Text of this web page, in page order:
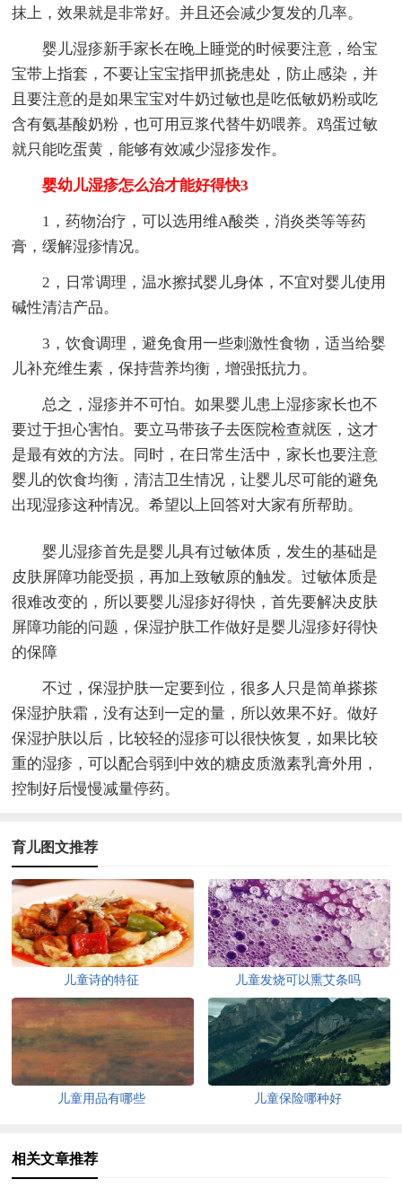
抹上，效果就是非常好。并且还会减少复发的几率。
婴儿湿疹新手家长在晚上睡觉的时候要注意，给宝
宝带上指套，不要让宝宝指甲抓挠患处，防止感染，并
且要注意的是如果宝宝对牛奶过敏也是吃低敏奶粉或吃
含有氨基酸奶粉，也可用豆浆代替牛奶喂养。鸡蛋过敏
就只能吃蛋黄，能够有效减少湿疹发作。
婴幼儿湿疹怎么治才能好得快3
1，药物治疗，可以选用维A酸类，消炎类等等药
膏，缓解湿疹情况。
2，日常调理，温水擦拭婴儿身体，不宜对婴儿使用
碱性清洁产品。
3，饮食调理，避免食用一些刺激性食物，适当给婴
儿补充维生素，保持营养均衡，增强抵抗力。
总之，湿疹并不可怕。如果婴儿患上湿疹家长也不
要过于担心害怕。要立马带孩子去医院检查就医，这才
是最有效的方法。同时，在日常生活中，家长也要注意
婴儿的饮食均衡，清洁卫生情况，让婴儿尽可能的避免
出现湿疹这种情况。希望以上回答对大家有所帮助。
婴儿湿疹首先是婴儿具有过敏体质，发生的基础是
皮肤屏障功能受损，再加上致敏原的触发。过敏体质是
很难改变的，所以要婴儿湿疹好得快，首先要解决皮肤
屏障功能的问题，保湿护肤工作做好是婴儿湿疹好得快
的保障
不过，保湿护肤一定要到位，很多人只是简单搽搽
保湿护肤霜，没有达到一定的量，所以效果不好。做好
保湿护肤以后，比较轻的湿疹可以很快恢复，如果比较
重的湿疹，可以配合弱到中效的糖皮质激素乳膏外用，
控制好后慢慢减量停药。
育儿图文推荐
儿童诗的特征 儿童发烧可以熏艾条吗
儿童用品有哪些 儿童保险哪种好
相关文章推荐